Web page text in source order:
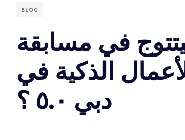
BLOG
في مسابقة
الذكية في
دبي ٥.٠ ؟